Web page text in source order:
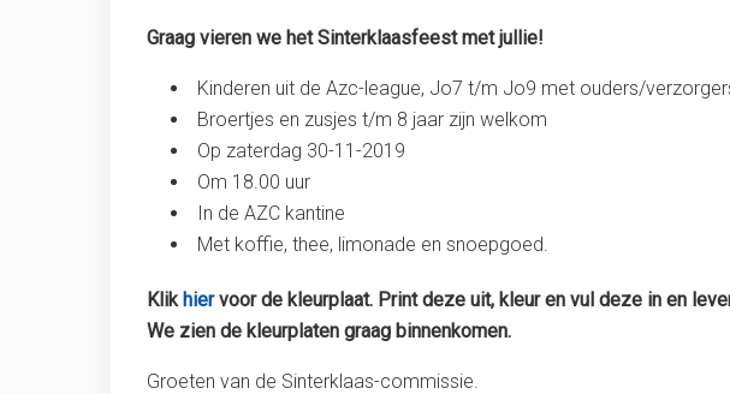
Graag vieren we het Sinterklaasfeest met jullie!
Kinderen uit de Azc-league, Jo7 t/m Jo9 met ouders/
Broertjes en zusjes t/m 8 jaar zijn welkom
Op zaterdag 30-11-2019
Om 18.00 uur
In de AZC kantine
Met koffie, thee, limonade en snoepgoed.
Klikhiervoor de kleurplaat. Print deze uit, kleur en vul deze in en
We zien de kleurplaten graag binnenkomen.
Groeten van de Sinterklaas-commissie.